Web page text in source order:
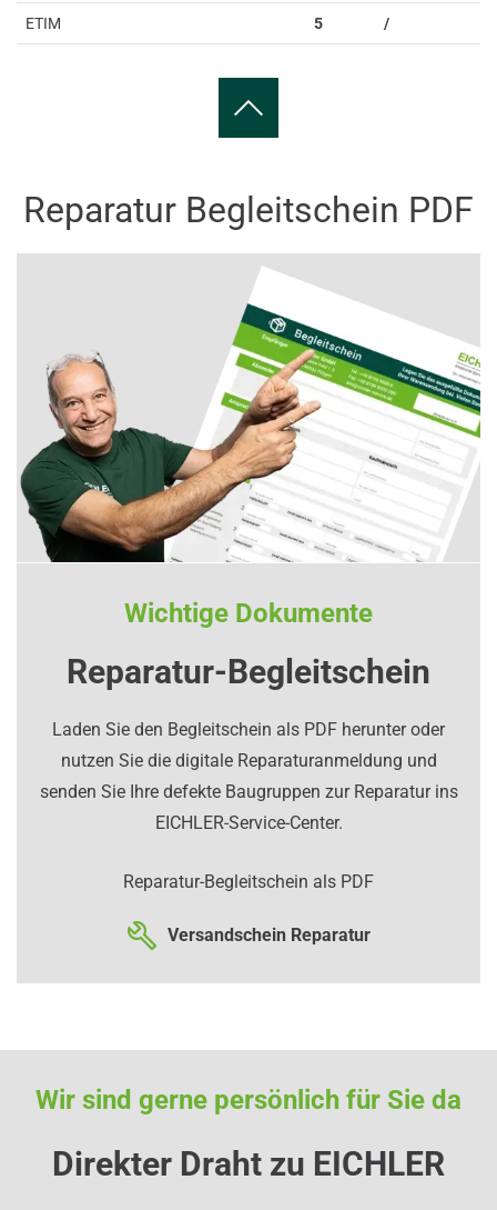
ETIM 5 /
Reparatur Begleitschein PDF
Wichtige Dokumente
Reparatur-Begleitschein
Laden Sie den Begleitschein als PDF herunter oder
nutzen Sie die digitale Reparaturanmeldung und
senden Sie Ihre defekte Baugruppen zur Reparatur ins
EICHLER-Service-Center.
Reparatur-Begleitschein als PDF
Versandschein Reparatur
Wir sind gerne persönlich für Sie da
Direkter Draht zu EICHLER